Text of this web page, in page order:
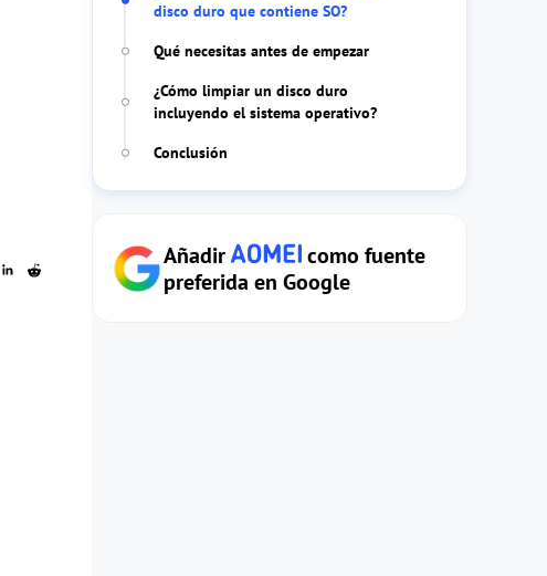
disco duro que contiene SO?
Qué necesitas antes de empezar
¿Cómo limpiar un disco duro
incluyendo el sistema operativo?
Conclusión
Añadir
como fuente
preferida en Google